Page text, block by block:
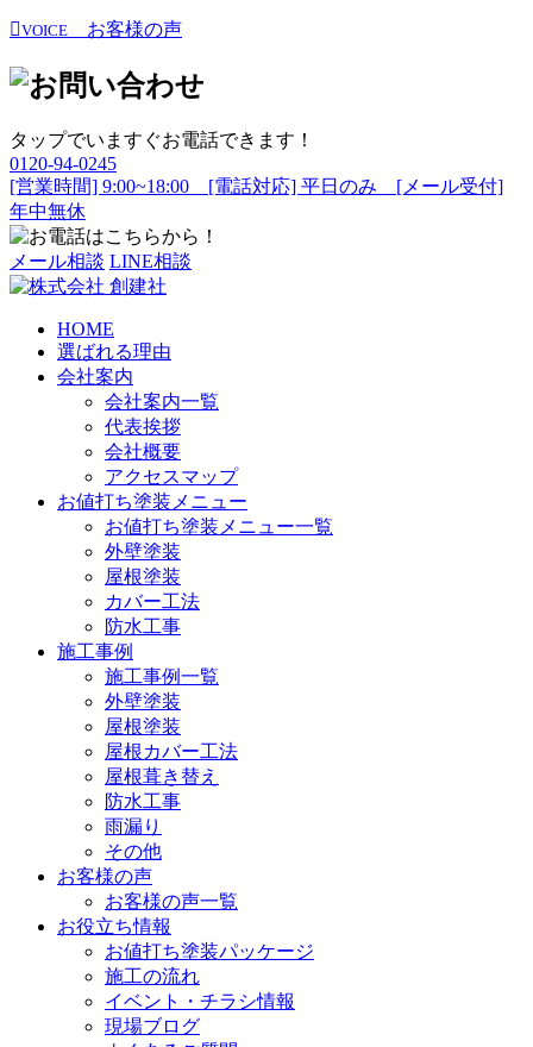
VOICE お客様の声
タップでいますぐお電話できます！
0120-94-0245
[営業時間] 9:00~18:00 [電話対応] 平日のみ [メール受付]
年中無休
メール相談 LINE相談
HOME
選ばれる理由
会社案内
会社案内一覧
代表挨拶
会社概要
アクセスマップ
お値打ち塗装メニュー
お値打ち塗装メニュー一覧
外壁塗装
屋根塗装
カバー工法
防水工事
施工事例
施工事例一覧
外壁塗装
屋根塗装
屋根カバー工法
屋根葺き替え
防水工事
雨漏り
その他
お客様の声
お客様の声一覧
お役立ち情報
お値打ち塗装パッケージ
施工の流れ
イベント・チラシ情報
現場ブログ